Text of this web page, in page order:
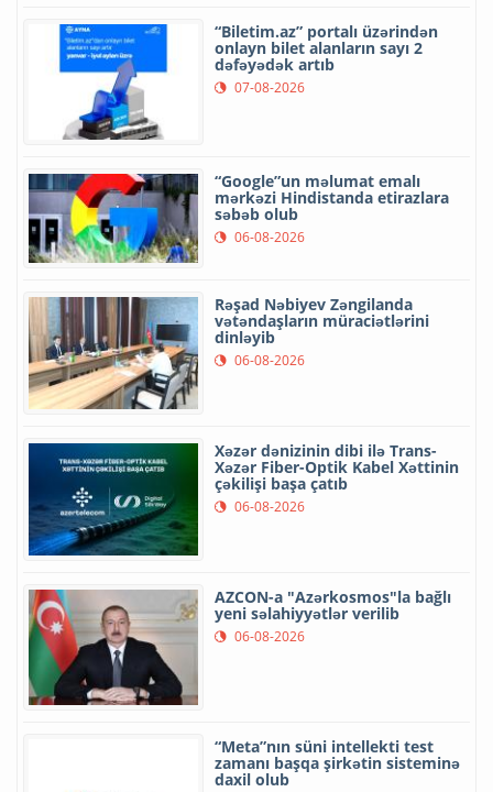
“Biletim.az” portalı üzərindən
onlayn bilet alanların sayı 2
dəfəyədək artıb
07-08-2026
“Google”un məlumat emalı
mərkəzi Hindistanda etirazlara
səbəb olub
06-08-2026
Rəşad Nəbiyev Zəngilanda
vətəndaşların müraciətlərini
dinləyib
06-08-2026
Xəzər dənizinin dibi ilə Trans-
Xəzər Fiber-Optik Kabel Xəttinin
çəkilişi başa çatıb
06-08-2026
AZCON-a "Azərkosmos"la bağlı
yeni səlahiyyətlər verilib
06-08-2026
“Meta”nın süni intellekti test
zamanı başqa şirkətin sisteminə
daxil olub